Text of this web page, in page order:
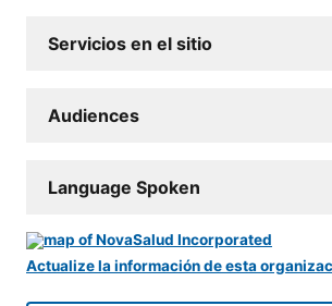
Servicios en el sitio
Audiences
Language Spoken
Actualize la información de esta